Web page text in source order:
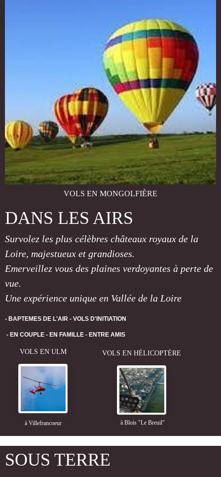
VOLS EN MONGOLFIÈRE
DANS LES AIRS
Survolez les plus célèbres châteaux royaux de la
Loire, majestueux et grandioses.
Emerveillez vous des plaines verdoyantes à perte de
vue.
Une expérience unique en Vallée de la Loire
- BAPTEMES DE L'AIR - VOLS D'INITIATION
- EN COUPLE - EN FAMILLE - ENTRE AMIS
VOLS EN ULM
à Villefrancoeur
VOLS EN HÉLICOPTÈRE
à Blois "Le Breuil"
SOUS TERRE